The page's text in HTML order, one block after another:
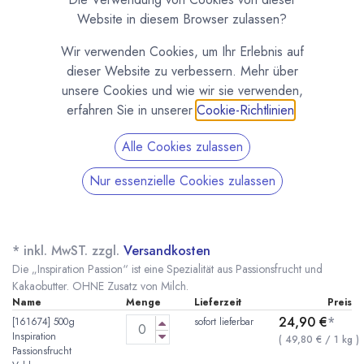
Inspiration Passion - Passionsfruchtkuvertüre
* inkl. MwST. zzgl. Versandkosten
Die „Inspiration Passion“ ist eine Spezialität aus Passionsfrucht und
Kakaobutter. OHNE Zusatz von Milch.
Name Menge Lieferzeit
Preis
[161674] 500g
Inspiration
Passionsfrucht
sofort lieferbar 24,90 €*
( 49,80 € /1 kg )
Website in diesem Browser zulassen?
Wir verwenden Cookies, um Ihr Erlebnis auf
dieser Website zu verbessern. Mehr über
unsere Cookies und wie wir sie verwenden,
erfahren Sie in unserer Cookie-Richtlinien
Alle Cookies zulassen
Nur essenzielle Cookies zulassen